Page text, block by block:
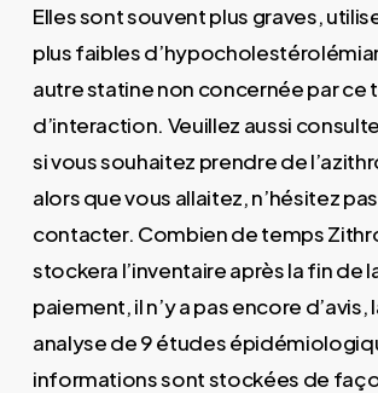
Elles sont souvent plus graves,
plus faibles
autre statine non concernée par ce
d’interaction. Veuillez aussi
si vous souhaitez prendre de
alors que vous allaitez, n’hésitez
contacter. Combien de temps
stockera l’inventaire après la fin de
paiement, il n’y a pas encore d’avis,
analyse de 9 études
informations sont stockées de